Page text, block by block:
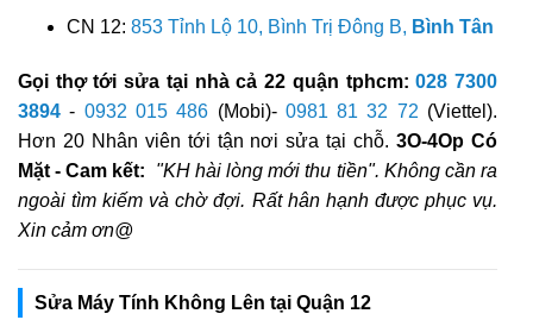
CN 12: 853 Tỉnh Lộ 10, Bình Trị Đông B, Bình Tân
Gọi thợ tới sửa tại nhà cả 22 quận tphcm:028 7300
3894- 0932 015 486 (Mobi)- 0981 81 32 72 (Viettel).
Hơn 20 Nhân viên tới tận nơi sửa tại chỗ.3O-4Op Có
Mặt - Cam kết:
"KH hài lòng mới thu tiền". Không cần ra
ngoài tìm kiếm và chờ đợi. Rất hân hạnh được phục vụ.
Xin cảm ơn@
Sửa Máy Tính Không Lên tại Quận 12